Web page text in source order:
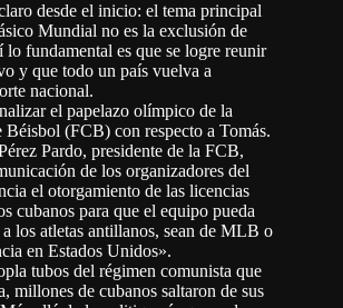
desde el inicio: el tema principal
Mundial no es la exclusión de
fundamental es que se logre reunir
y que todo un país vuelva a
nacional.
el papelazo olímpico de la
Béisbol (FCB) con respecto a Tomás.
Pardo, presidente de la FCB,
de los organizadores del
el otorgamiento de las licencias
cubanos para que el equipo pueda
los atletas antillanos, sean de MLB o
en Estados Unidos».
tubos del régimen comunista que
millones de cubanos saltaron de sus